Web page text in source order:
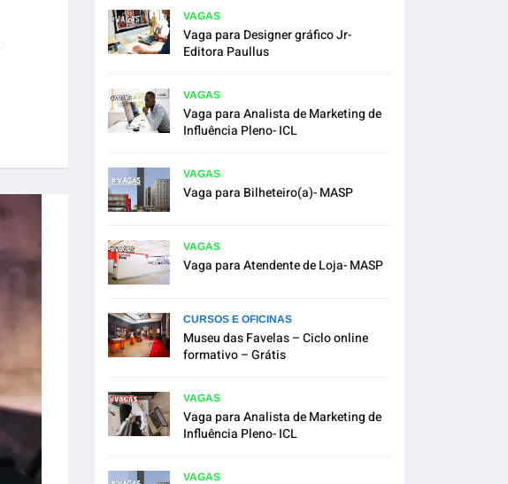
VAGAS
Vaga para Designer gráfico Jr-
Editora Paullus
VAGAS
Vaga para Analista de Marketing de
Influência Pleno- ICL
VAGAS
Vaga para Bilheteiro(a)- MASP
VAGAS
Vaga para Atendente de Loja- MASP
CURSOS E OFICINAS
Museu das Favelas – Ciclo online
formativo – Grátis
VAGAS
Vaga para Analista de Marketing de
Influência Pleno- ICL
VAGAS